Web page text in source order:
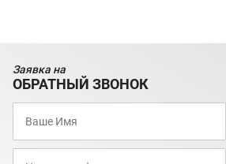
обработки персональных данных
Согласие на обработку персональных данных
Я даю согласие на получение
информационных, маркетинговых и рекламных
Заявка на
ОБРАТНЫЙ ЗВОНОК